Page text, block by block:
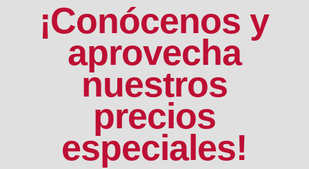
¡Conócenos y
aprovecha
nuestros
precios
especiales!